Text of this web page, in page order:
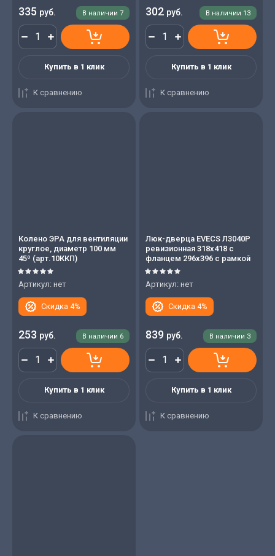
В наличии 7
335 руб.
Купить в 1 клик
К сравнению
В наличии 13
302 руб.
Купить в 1 клик
К сравнению
Колено ЭРА для вентиляции
круглое, диаметр 100 мм
45º (арт.10ККП)
Артикул: нет
Скидка 4%
В наличии 6
253 руб.
Купить в 1 клик
К сравнению
Люк-дверца EVECS Л3040Р
ревизионная 318х418 с
фланцем 296х396 с рамкой
Артикул: нет
Скидка 4%
В наличии 3
839 руб.
Купить в 1 клик
К сравнению